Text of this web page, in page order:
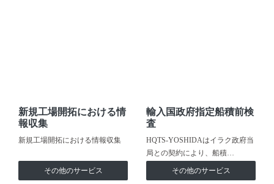
新規工場開拓における情
報収集
新規工場開拓における情報収集
その他のサービス
輸入国政府指定船積前検
査
HQTS-YOSHIDAはイラク政府当
局との契約により、船積…
その他のサービス